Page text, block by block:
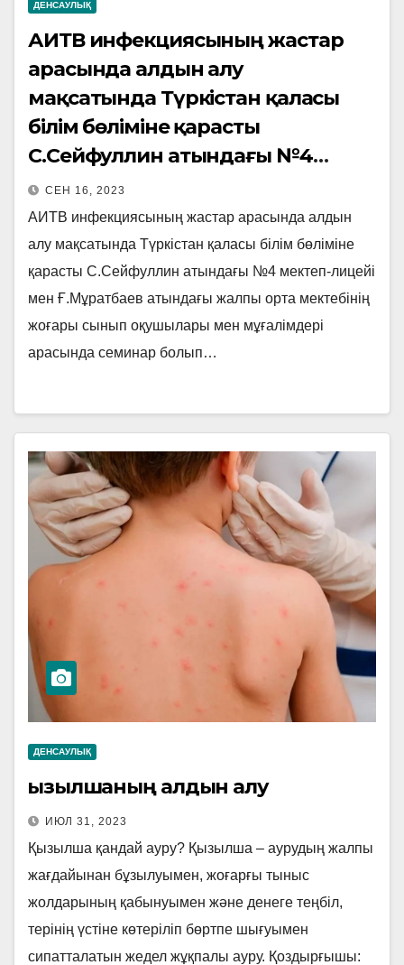
ДЕНСАУЛЫҚ
АИТВ инфекциясының жастар
арасында алдын алу
мақсатында Түркістан қаласы
білім бөліміне қарасты
С.Сейфуллин атындағы №4
мектеп-лицейі мен Ғ.Мұратбаев
атындағы жалпы орта мектебінің
жоғары сынып оқушылары мен
мұғалімдері арасында семинар
болып өтті.
СЕН 16, 2023
АИТВ инфекциясының жастар арасында алдын
алу мақсатында Түркістан қаласы білім бөліміне
қарасты С.Сейфуллин атындағы №4 мектеп-лицейі
мен Ғ.Мұратбаев атындағы жалпы орта мектебінің
жоғары сынып оқушылары мен мұғалімдері
арасында семинар болып…
ДЕНСАУЛЫҚ
Қызылшаның алдын алу
ИЮЛ 31, 2023
Қызылша қандай ауру? Қызылша – аурудың жалпы
жағдайынан бұзылуымен, жоғарғы тыныс
жолдарының қабынуымен және денеге теңбіл,
терінің үстіне көтеріліп бөртпе шығуымен
сипатталатын жедел жұқпалы ауру. Қоздырғышы: